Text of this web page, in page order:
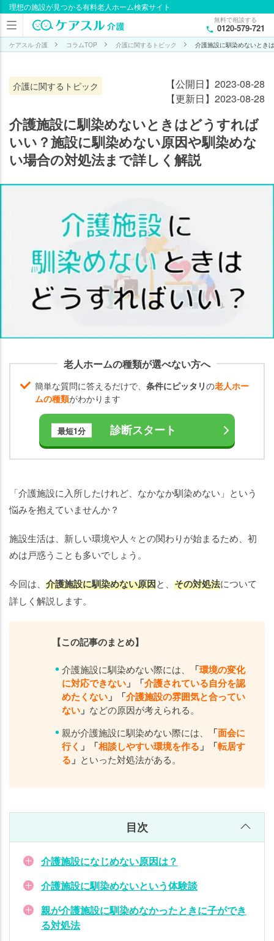
理想の施設が見つかる有料老人ホーム検索サイト
無料で相談する
0120-579-721
ケアスル 介護 コラムTOP 介護に関するトピック 介護施設に馴染めないとき
介護に関するトピック
【公開日】2023-08-28
【更新日】2023-08-28
介護施設に馴染めないときはどうすれば
いい？施設に馴染めない原因や馴染めな
い場合の対処法まで詳しく解説
老人ホームの種類が選べない方へ
簡単な質問に答えるだけで、 条件にピッタリの老人ホー
ムの種類がわかります
最短1分 診断スタート
「介護施設に入所したけれど、なかなか馴染めない」という
悩みを抱えていませんか？
施設生活は、新しい環境や人々との関わりが始まるため、初
めは戸惑うことも多いでしょう。
今回は、 介護施設に馴染めない原因と、 その対処法について
詳しく解説します。
【この記事のまとめ】
介護施設に馴染めない際には、 「環境の変化
に対応できない 」「介護されている自分を認
めたくない 」「介護施設の雰囲気と合ってい
ない 」 などの原因が考えられる。
親が介護施設に馴染めない際には、
「面会に
行く 」「相談しやすい環境を作る 」「転居す
る 」 といった対処法がある。
目次
介護施設になじめない原因は？
介護施設に馴染めないという体験談
親が介護施設に馴染めなかったときに子ができ
る対処法
目次
介護
施設
じめ
ない
は？
介
護
設
め
な
い
と
い
体
談
親
が
介
施
設
馴
染
な
か
た
と
き